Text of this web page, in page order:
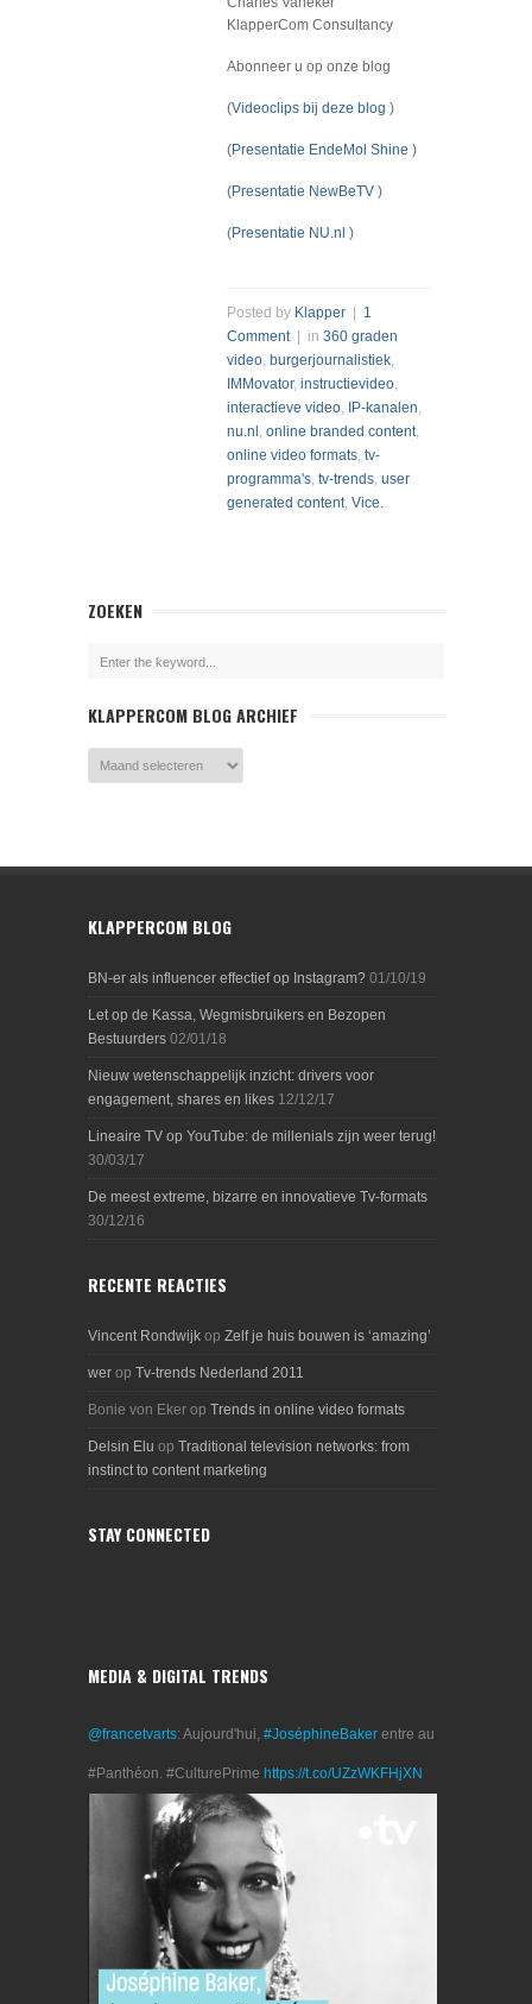
KlapperCom Consultancy
Abonneer u op onze blog
(Videoclips bij deze blog )
(Presentatie EndeMol Shine )
(Presentatie NewBeTV )
(Presentatie NU.nl )
Posted by Klapper
1
Comment| in 360 graden
video, burgerjournalistiek,
IMMovator, instructievideo,
interactieve video, IP-kanalen,
nu.nl , online branded content,
online video formats, tv-
programma's, tv-trends, user
generated content, Vice.
ZOEKEN
KLAPPERCOM BLOG ARCHIEF
KLAPPERCOM BLOG
BN-er als influencer effectief op Instagram? 01/10/19
Let op de Kassa, Wegmisbruikers en Bezopen
Bestuurders 02/01/18
Nieuw wetenschappelijk inzicht: drivers voor
engagement, shares en likes 12/12/17
Lineaire TV op YouTube: de millenials zijn weer terug!
30/03/17
De meest extreme, bizarre en innovatieve Tv-formats
30/12/16
RECENTE REACTIES
Vincent Rondwijk op Zelf je huis bouwen is ‘amazing’
wer op Tv-trends Nederland 2011
Bonie von Eker op Trends in online video formats
Delsin Elu op Traditional television networks: from
instinct to content marketing
STAY CONNECTED
MEDIA & DIGITAL TRENDS
@francetvarts: Aujourd'hui, #JoséphineBaker entre au
#Panthéon. #CulturePrime https://t.co/UZzWKFHjXN